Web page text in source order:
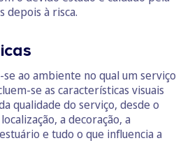
depois à risca.
ao ambiente no qual um serviço
se as características visuais
qualidade do serviço, desde o
a decoração, a
e tudo o que influencia a